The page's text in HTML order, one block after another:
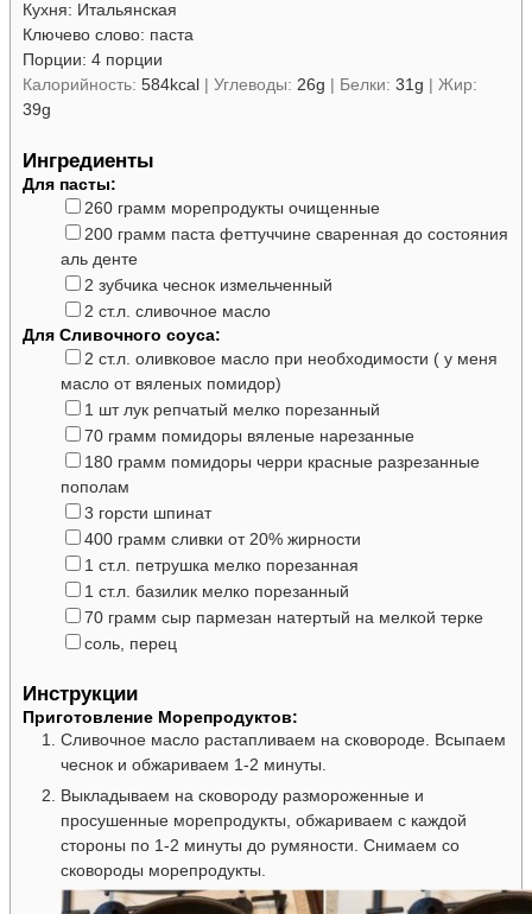
Кухня: Итальянская
Ключево слово: паста
Порции: 4 порции
Калорийность: 584kcal | Углеводы: 26g | Белки: 31g | Жир:
39g
Ингредиенты
Для пасты:
▢
260 грамм морепродукты очищенные
▢
200 грамм паста феттуччине сваренная до состояния
аль денте
▢
2 зубчика чеснок измельченный
▢
2 ст.л. сливочное масло
Для Сливочного соуса:
▢
2 ст.л. оливковое масло при необходимости ( у меня
масло от вяленых помидор)
▢1 шт лук репчатый мелко порезанный
▢
70 грамм помидоры вяленые нарезанные
▢
180 грамм помидоры черри красные разрезанные
пополам
▢
3 горсти шпинат
▢
400 грамм сливки от 20% жирности
▢1 ст.л. петрушка мелко порезанная
▢1 ст.л. базилик мелко порезанный
▢
70 грамм сыр пармезан натертый на мелкой терке
▢
соль, перец
Инструкции
Приготовление Морепродуктов:
Сливочное масло растапливаем на сковороде. Всыпаем
чеснок и обжариваем 1-2 минуты.
Выкладываем на сковороду размороженные и
просушенные морепродукты, обжариваем с каждой
стороны по 1-2 минуты до румяности. Снимаем со
сковороды морепродукты.